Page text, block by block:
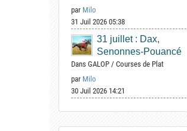
par Milo
31 Juil 2026 05:38
31 juillet : Dax,
Senonnes-Pouancé
Dans GALOP / Courses de Plat
par Milo
30 Juil 2026 14:21